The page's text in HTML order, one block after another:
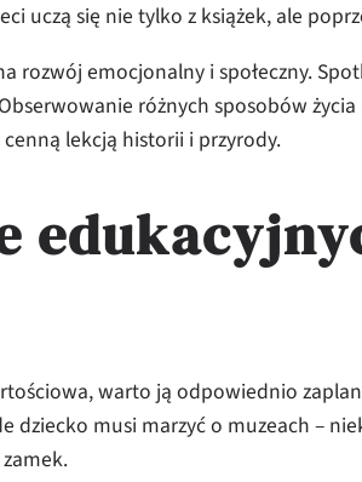
uczą się nie tylko z książek, ale
rozwój emocjonalny i społeczny.
różnych sposobów
lekcją historii i przyrody.
warto ją odpowiednio
dziecko musi marzyć o muzeach –